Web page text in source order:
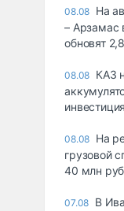
08.08 На
– Арзамас
обновят
08.08 КАЗ
08.08 На
грузовой
40 млн
07.08 В